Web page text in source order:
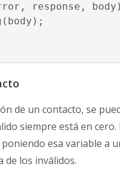
response,
de un contacto, se
siempre está en
esa variable a
de los inválidos.